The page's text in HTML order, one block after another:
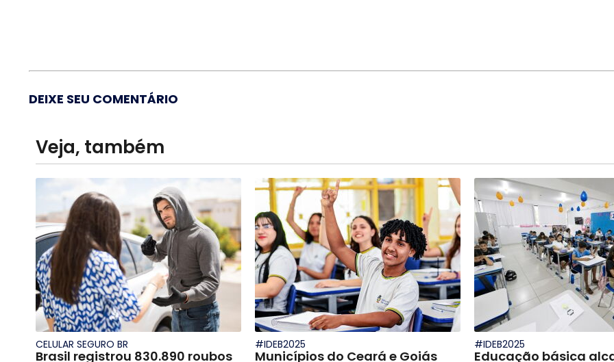
DEIXE SEU COMENTÁRIO
Veja, também
CELULAR SEGURO BR
Brasil registrou 830.890 roubos
#IDEB2025
Municípios do Ceará e Goiás
#IDEB2025
Educação básica